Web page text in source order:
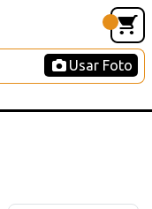
Usar Foto